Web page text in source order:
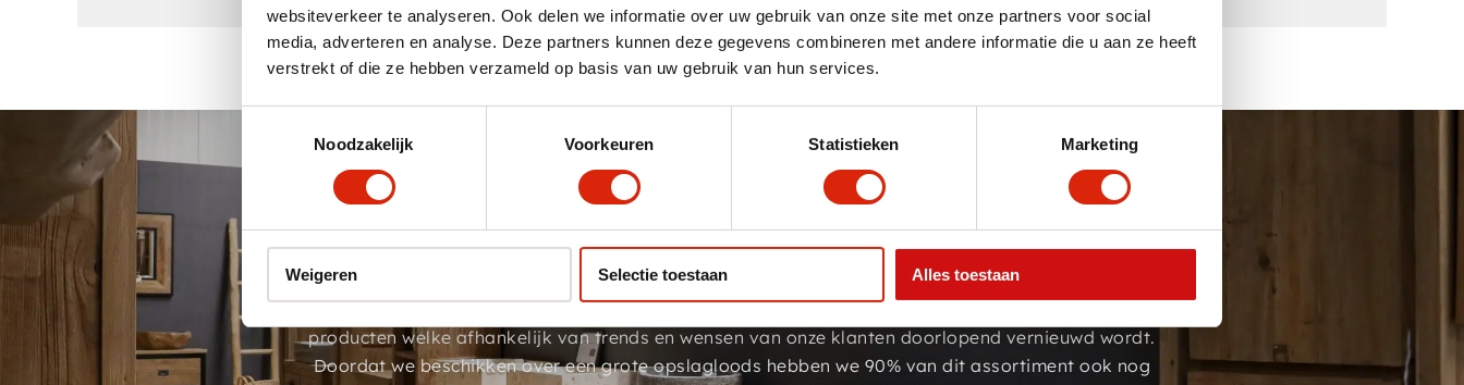
websiteverkeer te analyseren. Ook delen we informatie over uw gebruik van onze site met onze partners voor social
media, adverteren en analyse. Deze partners kunnen deze gegevens combineren met andere informatie die u aan ze heeft
verstrekt of die ze hebben verzameld op basis van uw gebruik van hun services.
Noodzakelijk
Voorkeuren Statistieken Marketing
Weigeren Selectie toestaan Alles toestaan
Maatwerk & Showroom van 2000m2
De Loods Meubelen adviseert, verkoopt en levert kwalitatief hoogwaardige houten meubelen van
teak, suar, eiken en koloniaal tegen scherpe prijzen. We hebben een assortiment van meer dan 700
producten welke afhankelijk van trends en wensen van onze klanten doorlopend vernieuwd wordt.
Doordat we beschikken over een grote opslagloods hebben we 90% van dit assortiment ook nog